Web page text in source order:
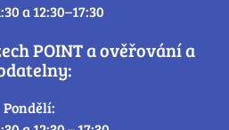
a 12:30–17:30
POINT a ověřování a
Pondělí: